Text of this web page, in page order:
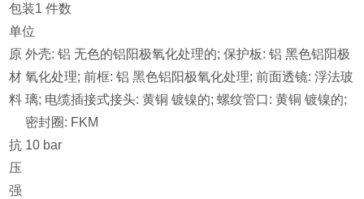
包装
单位
1 件数
原
材
料
外壳: 铝 无色的铝阳极氧化处理的; 保护板: 铝 黑色铝阳极
氧化处理; 前框: 铝 黑色铝阳极氧化处理; 前面透镜: 浮法玻
璃; 电缆插接式接头: 黄铜 镀镍的; 螺纹管口: 黄铜 镀镍的;
密封圈: FKM
抗
压
强
10 bar